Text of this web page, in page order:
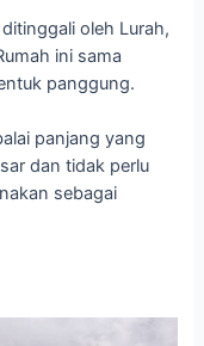
oleh Lurah,
ini sama
panggung.
panjang yang
dan tidak perlu
sebagai